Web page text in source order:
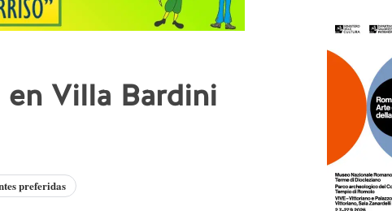
Villa Bardini
preferidas